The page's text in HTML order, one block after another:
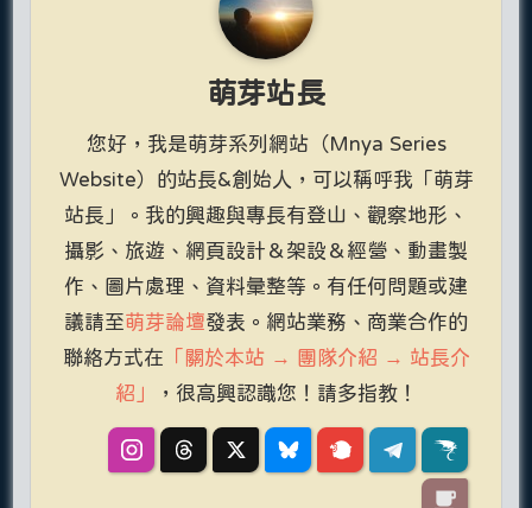
萌芽站長
您好，我是萌芽系列網站（Mnya Series
Website）的站長&創始人，可以稱呼我「萌芽
站長」。我的興趣與專長有登山、觀察地形、
攝影、旅遊、網頁設計＆架設＆經營、動畫製
作、圖片處理、資料彙整等。有任何問題或建
議請至萌芽論壇發表。網站業務、商業合作的
聯絡方式在 「關於本站 → 團隊介紹 → 站長介
紹」
，很高興認識您！請多指教！